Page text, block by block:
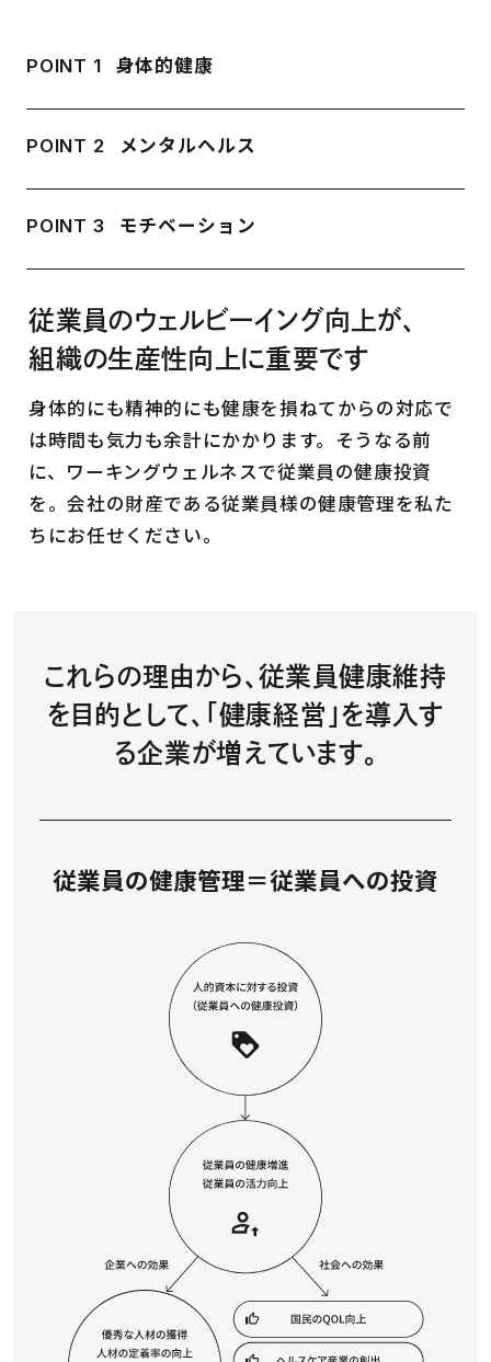
POINT 1 身体的健康
POINT 2 メンタルヘルス
POINT 3 モチベーション
従業員のウェルビーイング向上が、
組織の生産性向上に重要です
身体的にも精神的にも健康を損ねてからの対応で
は時間も気力も余計にかかります。そうなる前
に、ワーキングウェルネスで従業員の健康投資
を。会社の財産である従業員様の健康管理を私た
ちにお任せください。
これらの理由から、 従業員健康維持
を目的として、 「健康経営」を導入す
る企業が増えています。
従業員の健康管理＝従業員への投資